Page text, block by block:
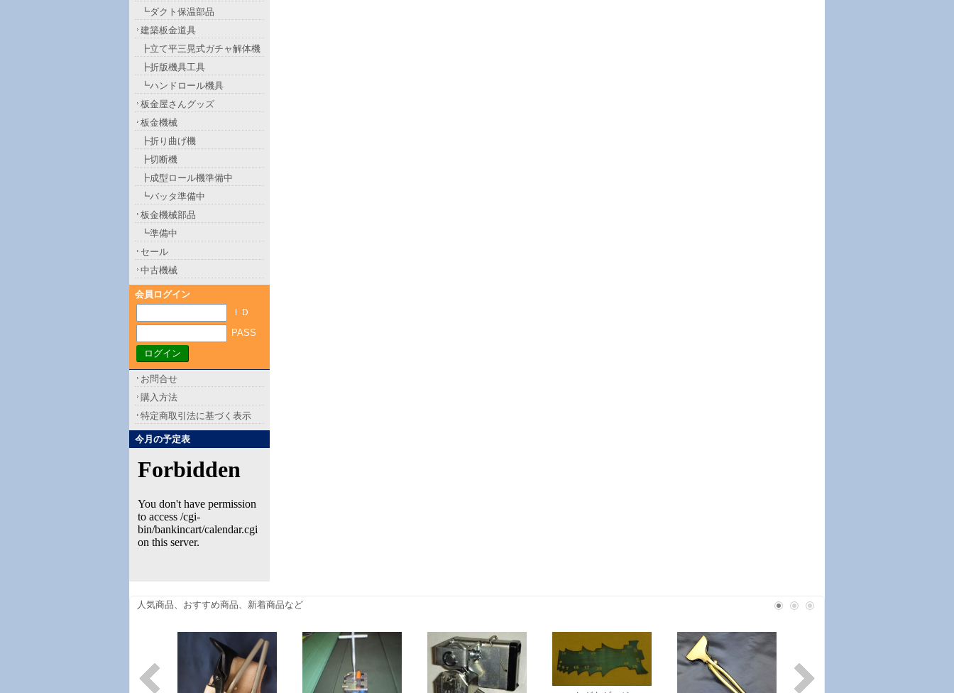
┗ダクト保温部品
建築板金道具
┣立て平三晃式ガチャ解体機
┣折版機具工具
┗ハンドロール機具
板金屋さんグッズ
板金機械
┣折り曲げ機
┣切断機
┣成型ロール機準備中
┗バッタ準備中
板金機械部品
┗準備中
セール
中古機械
会員ログイン
ＩＤ
PASS
お問合せ
購入方法
特定商取引法に基づく表示
今月の予定表